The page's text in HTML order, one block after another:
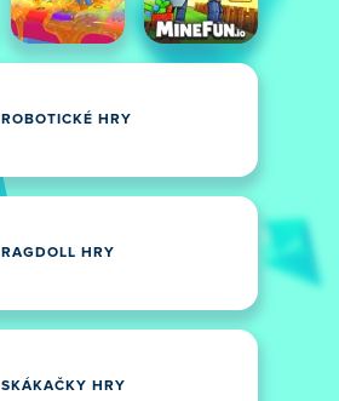
ROBOTICKÉ HRY
RAGDOLL HRY
SKÁKAČKY HRY